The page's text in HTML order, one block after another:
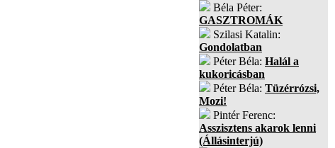
Béla Péter:
GASZTROMÁK
Szilasi Katalin:
Gondolatban
Péter Béla: Halál a
kukoricásban
Péter Béla: Tüzérrózsi,
Mozi!
Pintér Ferenc:
Asszisztens akarok lenni
(Állásinterjú)